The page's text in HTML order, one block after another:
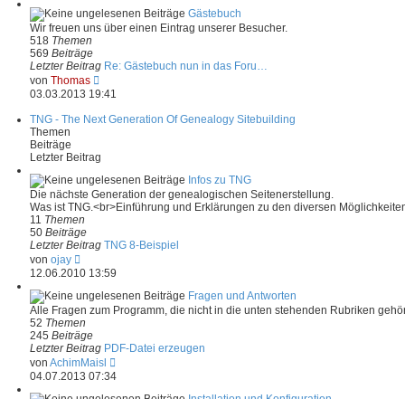
t
r
e
s
r
t
r
Gästebuch
Wir freuen uns über einen Eintrag unserer Besucher.
518 Themen
569 Beiträge
Letzter Beitrag Re: Gästebuch nun in das Foru…
von Thomas
e
e
e
r
B
e
i
a
03.03.2013 19:41
TNG - The Next Generation Of Genealogy Sitebuilding
Themen
Beiträge
Letzter Beitrag
Infos zu TNG
Die nächste Generation der genealogischen Seitenerstellung.
Was ist TNG.<br>Einführung und Erklärungen zu den diversen
11 Themen
50 Beiträge
Letzter Beitrag TNG 8-Beispiel
von ojay
e
e
s
t
e
r
B
e
i
12.06.2010 13:59
Fragen und Antworten
Alle Fragen zum Programm, die nicht in die unten stehenden Rubriken
52 Themen
245 Beiträge
Letzter Beitrag PDF-Datei erzeugen
von AchimMaisl
e
04.07.2013 07:34